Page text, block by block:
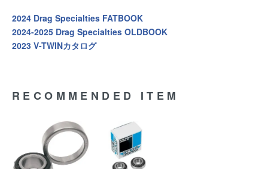
2024 Drag Specialties FATBOOK
2024-2025 Drag Specialties OLDBOOK
2023 V-TWINカタログ
RECOMMENDED ITEM